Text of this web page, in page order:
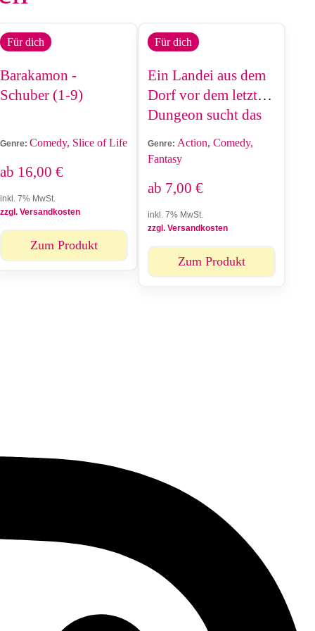
Für dich
Barakamon -
Schuber (1-9)
Genre: Comedy, Slice of Life
ab 16,00 €
inkl. 7% MwSt.
zzgl. Versandkosten
Zum Produkt
Für dich
Ein Landei aus dem
Dorf vor dem letzten
Dungeon sucht das
Abenteuer in der
Stadt
Genre: Action, Comedy,
Fantasy
ab 7,00 €
inkl. 7% MwSt.
zzgl. Versandkosten
Zum Produkt